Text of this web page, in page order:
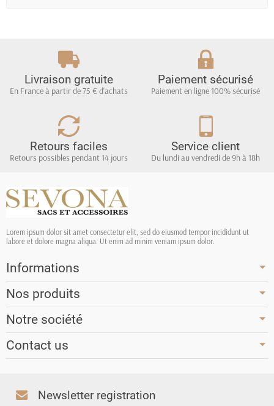
Livraison gratuite
En France à partir de 75 € d'achats
Paiement sécurisé
Paiement en ligne 100% sécurisé
Retours faciles
Retours possibles pendant 14 jours
Service client
Du lundi au vendredi de 9h à 18h
Lorem ipsum dolor sit amet consectetur elit, sed do eiusmod tempor incididunt ut
labore et dolore magna aliqua. Ut enim ad minim veniam ipsum dolor.
Informations
Nos produits
Notre société
Contact us
Newsletter registration